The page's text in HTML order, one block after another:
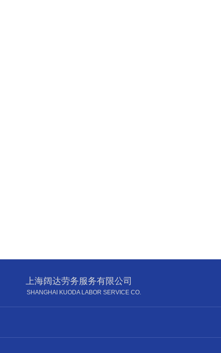
SHANGHAI KUODA LABOR SERVICE CO.
上海阔达劳务服务有限公司